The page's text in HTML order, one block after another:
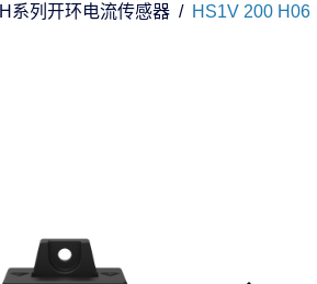
H系列开环电流传感器 HS1V 200 H06